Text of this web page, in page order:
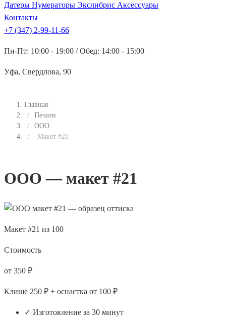
Датеры Нумераторы Экслибрис Аксессуары
Контакты
+7 (347) 2-99-11-66
Пн-Пт: 10:00 - 19:00 / Обед: 14:00 - 15:00
Уфа, Свердлова, 90
Главная
/
Печати
/
ООО
/
Макет #21
ООО — макет #21
Макет #21 из 100
Стоимость
от 350 ₽
Клише 250 ₽ + оснастка от 100 ₽
✓ Изготовление за 30 минут